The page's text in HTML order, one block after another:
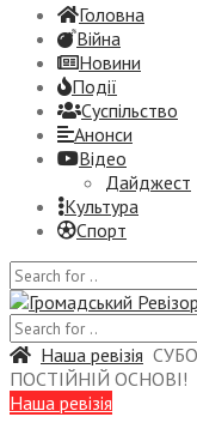
Головна
Війна
Новини
Події
Суспiльство
Анонси
Відео
Дайджест
Культура
Спорт
Наша ревізія
ПОСТІЙНІЙ ОСНОВІ!
Наша ревізія